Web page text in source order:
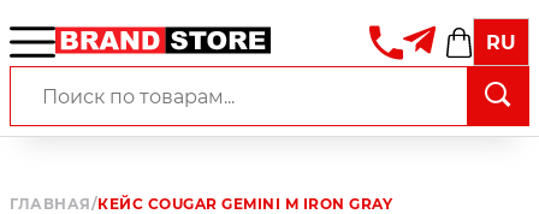
RU
ГЛАВНАЯ/КЕЙС COUGAR GEMINI M IRON GRAY